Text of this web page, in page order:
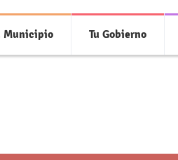
Municipio Tu Gobierno